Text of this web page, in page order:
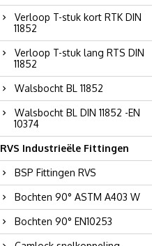
Verloop T-stuk kort RTK DIN
11852
Verloop T-stuk lang RTS DIN
11852
Walsbocht BL 11852
Walsbocht BL DIN 11852 -EN
10374
RVS Industrieële Fittingen
BSP Fittingen RVS
Bochten 90° ASTM A403 W
Bochten 90° EN10253